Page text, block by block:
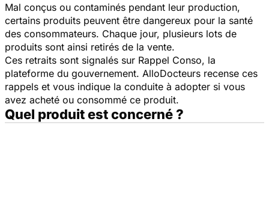
Mal conçus ou contaminés pendant leur production,
certains produits peuvent être dangereux pour la santé
des consommateurs. Chaque jour, plusieurs lots de
produits sont ainsi retirés de la vente.
Ces retraits sont signalés sur Rappel Conso, la
plateforme du gouvernement. AlloDocteurs recense ces
rappels et vous indique la conduite à adopter si vous
avez acheté ou consommé ce produit.
Quel produit est concerné ?